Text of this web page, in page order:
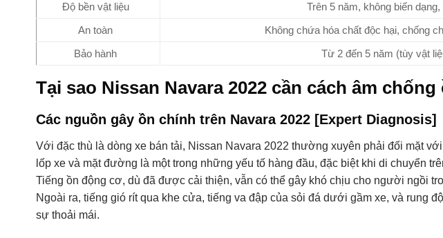
Độ bền vật liệu
Trên 5 năm, không biến
An toàn
Không chứa hóa chất độc hại, chống
Bảo hành
Từ 2 đến 5 năm (tùy vật
Tại sao Nissan Navara 2022 cần cách âm chống
Các nguồn gây ồn chính trên Navara 2022 [Expert Diagnosis]
Với đặc thù là dòng xe bán tải, Nissan Navara 2022 thường xuyên phải đối mặt
lốp xe và mặt đường là một trong những yếu tố hàng đầu, đặc biệt khi di chuyển
Tiếng ồn động cơ, dù đã được cải thiện, vẫn có thể gây khó chịu cho người ngồi
Ngoài ra, tiếng gió rít qua khe cửa, tiếng va đập của sỏi đá dưới gầm xe, và rung
sự thoải mái.